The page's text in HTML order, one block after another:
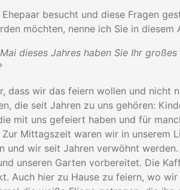
besucht und diese Fragen
möchten, nenne ich Sie in diesem
dieses Jahres haben Sie Ihr
dass wir das feiern wollen und nicht
die seit Jahren zu uns gehören:
mit uns gefeiert haben und für
Mittagszeit waren wir in unserem
und wir seit Jahren verwöhnt
unseren Garten vorbereitet. Die
Auch hier zu Hause zu feiern, wo